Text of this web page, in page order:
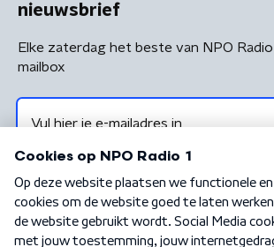
nieuwsbrief
Elke zaterdag het beste van NPO
mailbox
Algemene voorwaarden